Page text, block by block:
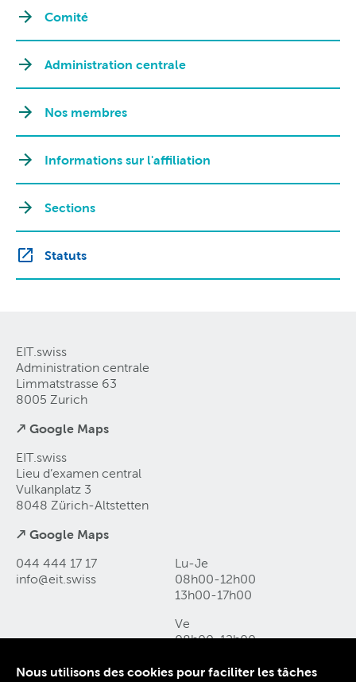
Comité
Administration centrale
Nos membres
Informations sur l'affiliation
Sections
Statuts
EIT.swiss
Administration centrale
Limmatstrasse 63
8005 Zurich
↗ Google Maps
EIT.swiss
Lieu d’examen central
Vulkanplatz 3
8048 Zürich-Altstetten
↗ Google Maps
044 444 17 17
info@eit swiss
Lu-Je
08h00-12h00
13h00-17h00
Ve
08h00-12h00
Nous utilisons des cookies pour faciliter les tâches